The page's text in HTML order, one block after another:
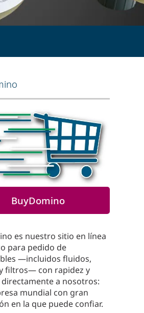
BuyDomino
es nuestro sitio en línea
para pedido de
—incluidos fluidos,
filtros— con rapidez y
a nosotros:
mundial con gran
en la que puede confiar.